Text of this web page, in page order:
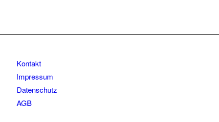
Kontakt
Impressum
Datenschutz
AGB